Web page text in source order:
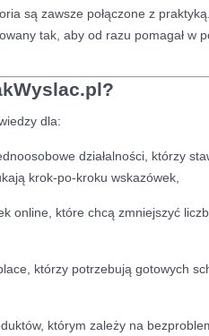
są zawsze połączone z
tak, aby od razu pomagał w
dla:
działalności, którzy
krok-po-kroku wskazówek,
online, które chcą zmniejszyć
którzy potrzebują gotowych
którym zależy na